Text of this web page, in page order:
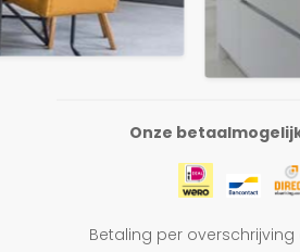
Onze
Betaling per